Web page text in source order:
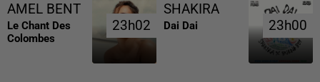
AMEL BENT
Le Chant Des
Colombes
23h02
23h02
SHAKIRA
Dai Dai 23h00
23h00